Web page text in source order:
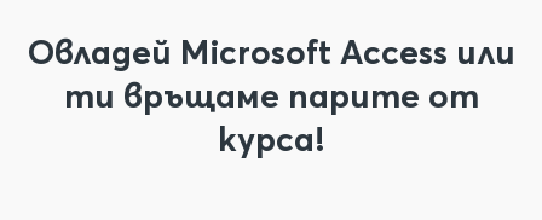
Овладей Microsoft Access или
ти връщаме парите от
курса!